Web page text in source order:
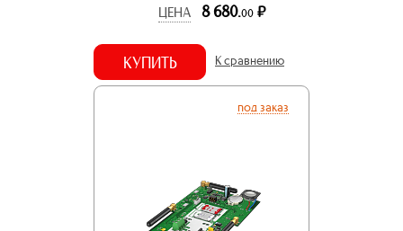
ЦЕНА
8 680.00 р.
КУПИТЬ К сравнению
под заказ